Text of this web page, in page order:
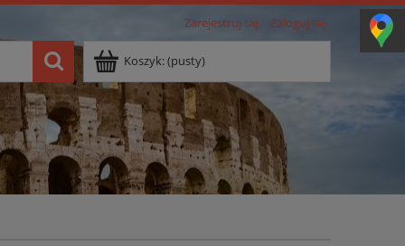
Zarejestruj się Zaloguj się
Koszyk:(pusty)